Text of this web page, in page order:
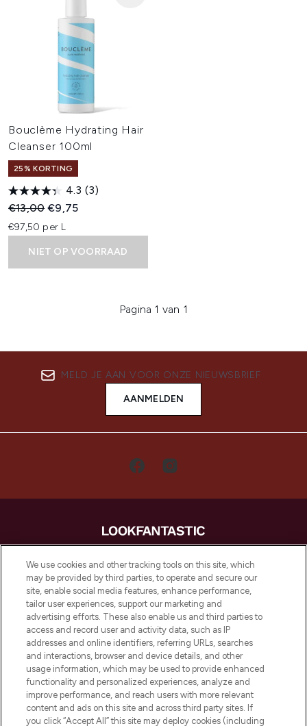
Bouclème Hydrating Hair
Cleanser 100ml
25% KORTING
4.3 (3)
Recommended Retail Price:
€13,00Huidige prijs:
€9,75
€97,50 per L
NIET OP VOORRAAD
Pagina 1 van 1
MELD JE AAN VOOR ONZE NIEUWSBRIEF
AANMELDEN
LOOKFANTASTIC is de ultieme online
beautybestemming van Europa, met de
beste huidverzorging, haarproducten en
make-up van meer dan 200 topmerken.
Shop online of via de app, met gratis
verzending vanaf €40.
Cookie-toestemming
Do Not Sell or Share My Personal
Information
We use cookies and other tracking tools on this site, which
may be provided by third parties, to operate and secure our
site, enable social media features, enhance performance,
tailor user experiences, support our marketing and
advertising efforts. These also enable us and third parties to
access and record user and activity data, such as IP
addresses and online identifiers, referring URLs, searches
and interactions, browser and device details, and other
usage information, which may be used to provide enhanced
functionality and personalized experiences, analyze and
improve performance, and reach users with more relevant
content and ads on this site and across third party sites. If
you click “Accept All” this site may deploy cookies (including